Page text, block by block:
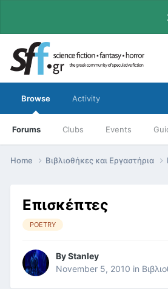
Browse
Forums Clubs Events
Activity
Home Βιβλιοθήκες και Εργαστήρια
Επισκέπτες
POETRY
ByStanley
November 5, 2010 in